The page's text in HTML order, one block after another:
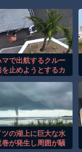
マで出航するクルー
を止めようとするカ
ツの湖上に巨大な水
巻が発生し周囲が騒